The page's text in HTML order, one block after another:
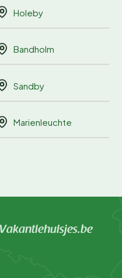
Holeby
Bandholm
Sandby
Marienleuchte